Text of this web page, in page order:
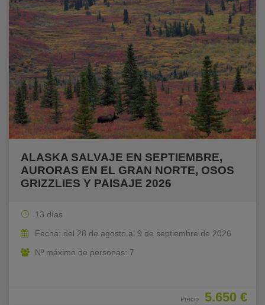
ALASKA SALVAJE EN SEPTIEMBRE,
AURORAS EN EL GRAN NORTE, OSOS
GRIZZLIES Y PAISAJE 2026
Precio 5.650 €
13 días
Fecha: del 28 de agosto al 9 de septiembre de 2026
Nº máximo de personas: 7